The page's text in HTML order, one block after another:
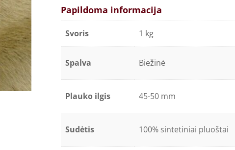
Papildoma informacija
Svoris 1 kg
Spalva Biežinė
Plauko ilgis 45-50 mm
Sudėtis 100% sintetiniai pluoštai